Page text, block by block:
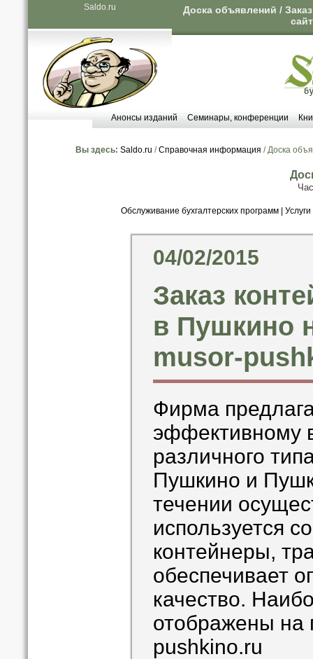
Saldo.ru
Доска объявлений /
Анонсы изданий Семинары, конференции
Вы здесь: Saldo.ru /Справочная информация / Доска
Обслуживание бухгалтерских программ
04/02/2015
Заказ
в Пушкино
musor-
Фирма
эффективному
различного
Пушкино и
течении
используется
контейнеры,
обеспечивает
качество.
отображены на
pushkino.ru